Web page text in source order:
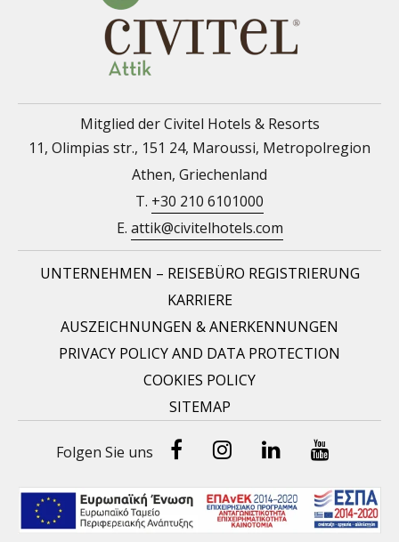
Mitglied der Civitel Hotels & Resorts
11, Olimpias str., 151 24, Maroussi, Metropolregion
Athen, Griechenland
T. +30 210 6101000
E. attik@civitelhotels.com
UNTERNEHMEN – REISEBÜRO REGISTRIERUNG
KARRIERE
AUSZEICHNUNGEN & ANERKENNUNGEN
PRIVACY POLICY AND DATA PROTECTION
COOKIES POLICY
SITEMAP
Folgen Sie uns FacebookInstragram
Linked-